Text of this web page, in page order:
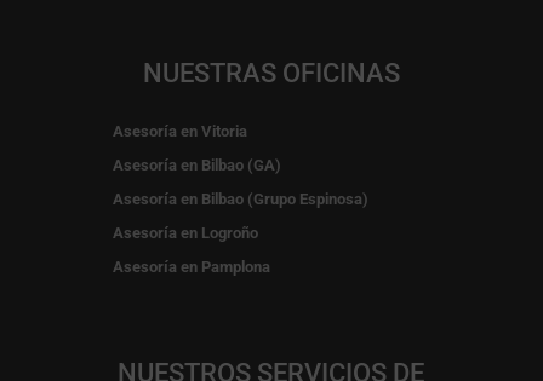
NUESTRAS OFICINAS
Asesoría en Vitoria
Asesoría en Bilbao (GA)
Asesoría en Bilbao (Grupo Espinosa)
Asesoría en Logroño
Asesoría en Pamplona
NUESTROS SERVICIOS DE